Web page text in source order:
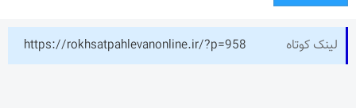
لینک کوتاه https://rokhsatpahlevanonline.ir/?p=958